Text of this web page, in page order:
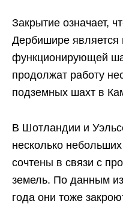
Закрытие означает,
Дербишире является
функционирующей
продолжат работу
подземных шахт в
В Шотландии и
несколько
сочтены в связи с
земель. По данным
года они тоже